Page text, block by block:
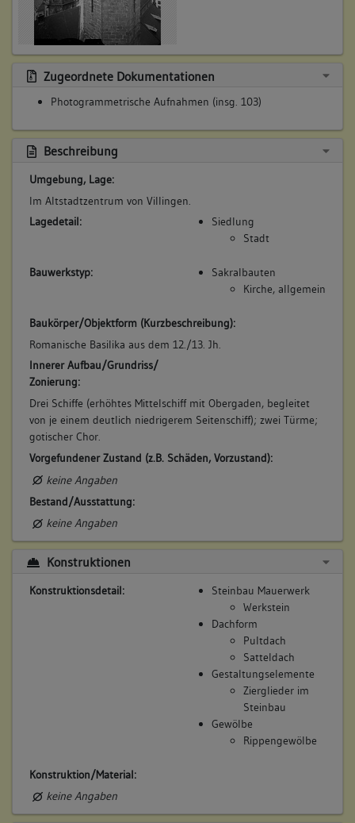
Zugeordnete Dokumentationen
Photogrammetrische Aufnahmen (insg. 103)
Beschreibung
Umgebung, Lage:
Im Altstadtzentrum von Villingen.
Lagedetail:
Siedlung
Stadt
Bauwerkstyp:
Sakralbauten
Kirche, allgemein
Baukörper/Objektform (Kurzbeschreibung):
Romanische Basilika aus dem 12./13. Jh.
Innerer Aufbau/Grundriss/
Zonierung:
Drei Schiffe (erhöhtes Mittelschiff mit Obergaden, begleitet
von je einem deutlich niedrigerem Seitenschiff); zwei Türme;
gotischer Chor.
Vorgefundener Zustand (z.B. Schäden, Vorzustand):
keine Angaben
Bestand/Ausstattung:
keine Angaben
Konstruktionen
Konstruktionsdetail:
Steinbau Mauerwerk
Werkstein
Dachform
Pultdach
Satteldach
Gestaltungselemente
Zierglieder im
Steinbau
Gewölbe
Rippengewölbe
Konstruktion/Material:
keine Angaben